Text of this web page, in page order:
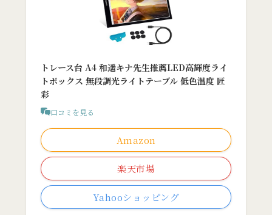
トレース台 A4 和遥キナ先生推薦LED高輝度ライ
トボックス 無段調光ライトテーブル 低色温度 匠
彩
口コミを見る
Amazon
楽天市場
Yahooショッピング